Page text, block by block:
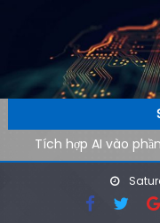
Tích hợp AI vào
Lộ trình kỹ thuật từ
AI agent cho
hành trong kỷ